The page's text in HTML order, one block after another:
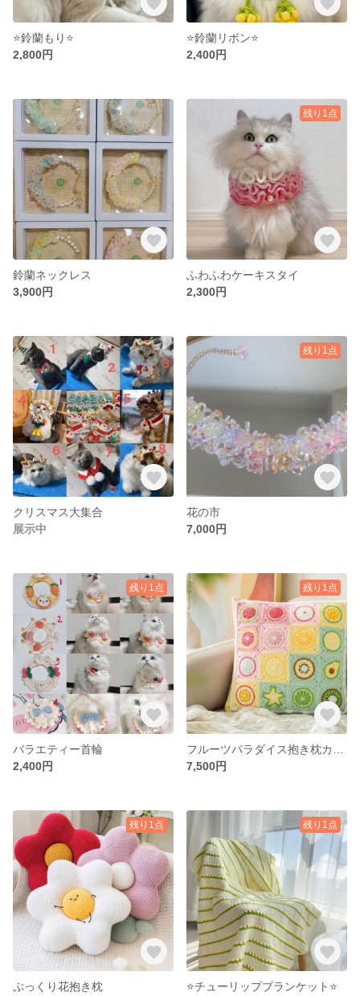
⭐️鈴蘭もり⭐️
2,800円
⭐️鈴蘭リボン⭐️
2,400円
鈴蘭ネックレス
3,900円
残り1点
ふわふわケーキスタイ
2,300円
クリスマス大集合
展示中
残り1点
花の市
7,000円
残り1点
バラエティー首輪
2,400円
残り1点
7,500円
残り1点
ぷっくり花抱き枕
残り1点
⭐️チューリップブランケット⭐️